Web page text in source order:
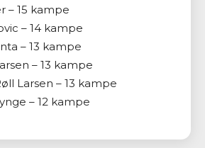
– 15 kampe
– 14 kampe
– 13 kampe
– 13 kampe
Larsen – 13 kampe
– 12 kampe